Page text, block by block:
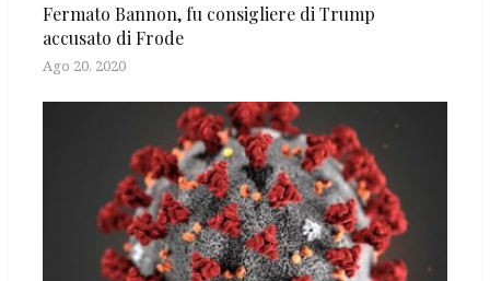
Fermato Bannon, fu consigliere di Trump
accusato di Frode
Ago 20, 2020